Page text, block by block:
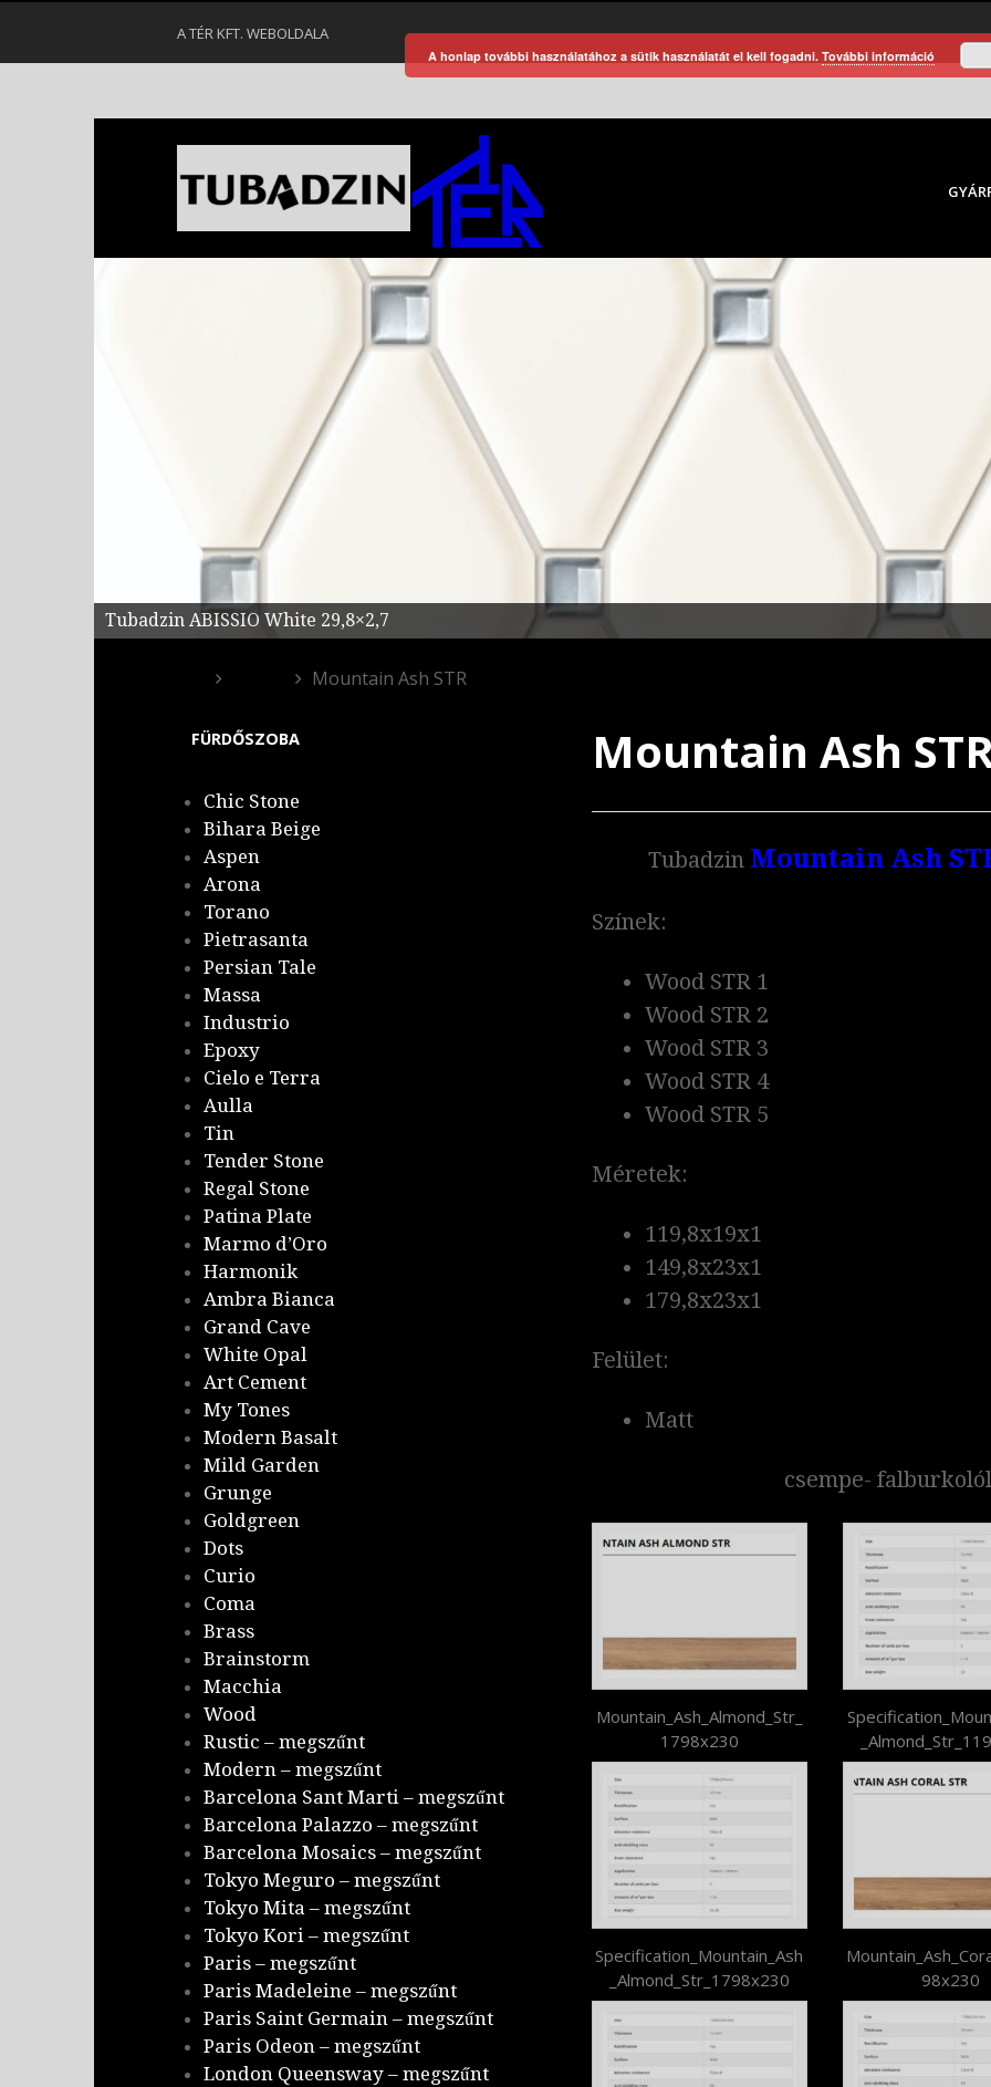
A TÉR KFT. WEBOLDALA
Tubadzin ABISSIO White 29,8×2,7
Mountain Ash STR
Mountain Ash
Tubadzin Mountain Ash
Színek:
Wood STR 1
Wood STR 2
Wood STR 3
Wood STR 4
Wood STR 5
Méretek:
119,8x19x1
149,8x23x1
179,8x23x1
Felület:
Matt
csempe-
Mountain_Ash_Almond_Str_
1798x230
Specification_Mountain_Ash
_Almond_Str_1798x230
98x230
FÜRDŐSZOBA
Chic Stone
Bihara Beige
Aspen
Arona
Torano
Pietrasanta
Persian Tale
Massa
Industrio
Epoxy
Cielo e Terra
Aulla
Tin
Tender Stone
Regal Stone
Patina Plate
Marmo d’Oro
Harmonik
Ambra Bianca
Grand Cave
White Opal
Art Cement
My Tones
Modern Basalt
Mild Garden
Grunge
Goldgreen
Dots
Curio
Coma
Brass
Brainstorm
Macchia
Wood
Rustic – megszűnt
Modern – megszűnt
Barcelona Sant Marti – megszűnt
Barcelona Palazzo – megszűnt
Barcelona Mosaics – megszűnt
Tokyo Meguro – megszűnt
Tokyo Mita – megszűnt
Tokyo Kori – megszűnt
Paris – megszűnt
Paris Madeleine – megszűnt
Paris Saint Germain – megszűnt
Paris Odeon – megszűnt
London Queensway – megszűnt
A honlap további használatához a sütik használatát el kell fogadni. További információ